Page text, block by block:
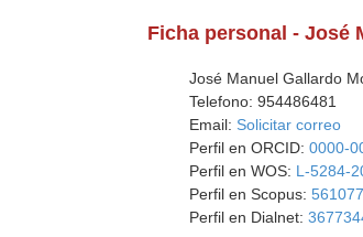
Ficha personal - José
José Manuel Gallardo
Telefono: 954486481
Email: Solicitar correo
Perfil en ORCID:0000-
Perfil en WOS: L-5284-
Perfil en Scopus:
Perfil en Dialnet: